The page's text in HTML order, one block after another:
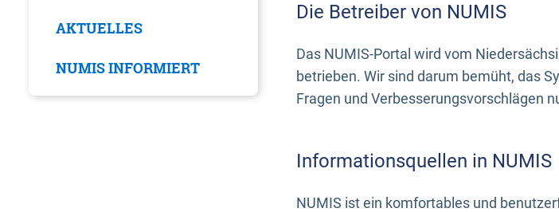
AKTUELLES
NUMIS INFORMIERT
Die Betreiber von NUMIS
Das NUMIS-Portal wird vom
betrieben. Wir sind darum bemüht, das
Fragen und Verbesserungsvorschlägen
Informationsquellen in NUMIS
NUMIS ist ein komfortables und